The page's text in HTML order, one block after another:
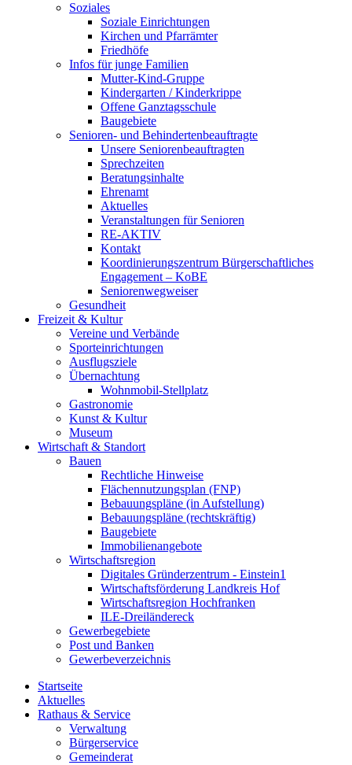
Soziales
Soziale Einrichtungen
Kirchen und Pfarrämter
Friedhöfe
Infos für junge Familien
Mutter-Kind-Gruppe
Kindergarten / Kinderkrippe
Offene Ganztagsschule
Baugebiete
Senioren- und Behindertenbeauftragte
Unsere Seniorenbeauftragten
Sprechzeiten
Beratungsinhalte
Ehrenamt
Aktuelles
Veranstaltungen für Senioren
RE-AKTIV
Kontakt
Koordinierungszentrum Bürgerschaftliches
Engagement – KoBE
Seniorenwegweiser
Gesundheit
Freizeit & Kultur
Vereine und Verbände
Sporteinrichtungen
Ausflugsziele
Übernachtung
Wohnmobil-Stellplatz
Gastronomie
Kunst & Kultur
Museum
Wirtschaft & Standort
Bauen
Rechtliche Hinweise
Flächennutzungsplan (FNP)
Bebauungspläne (in Aufstellung)
Bebauungspläne (rechtskräftig)
Baugebiete
Immobilienangebote
Wirtschaftsregion
Digitales Gründerzentrum - Einstein1
Wirtschaftsförderung Landkreis Hof
Wirtschaftsregion Hochfranken
ILE-Dreiländereck
Gewerbegebiete
Post und Banken
Gewerbeverzeichnis
Startseite
Aktuelles
Rathaus & Service
Verwaltung
Bürgerservice
Gemeinderat